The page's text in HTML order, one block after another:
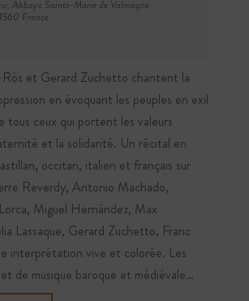
Abbaye Sainte-Marie de Valmagne
France
et Gerard Zuchetto chantent la
en évoquant les peuples en exil
tous ceux qui portent les valeurs
et la solidarité. Un récital en
occitan, italien et français sur
Reverdy, Antonio Machado,
Miguel Hernández, Max
Lassaque, Gerard Zuchetto, Franc
interprétation vive et colorée. Les
de musique baroque et médiévale…